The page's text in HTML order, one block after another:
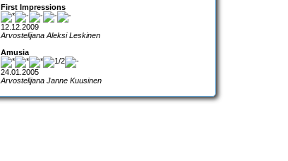
First Impressions
12.12.2009
Arvostelijana Aleksi Leskinen
Amusia
24.01.2005
Arvostelijana Janne Kuusinen